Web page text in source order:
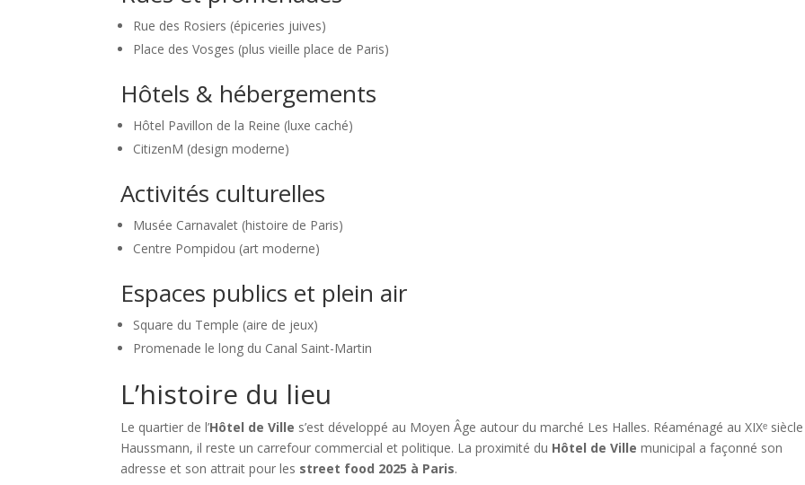
Rue des Rosiers (épiceries juives)
Place des Vosges (plus vieille place de Paris)
Hôtels & hébergements
Hôtel Pavillon de la Reine (luxe caché)
CitizenM (design moderne)
Activités culturelles
Musée Carnavalet (histoire de Paris)
Centre Pompidou (art moderne)
Espaces publics et plein air
Square du Temple (aire de jeux)
Promenade le long du Canal Saint-Martin
L’histoire du lieu
Le quartier de l’Hôtel de Ville s’est développé au Moyen Âge autour du marché Les Halles. Réaménagé au XIXᵉ
Haussmann, il reste un carrefour commercial et politique. La proximité du Hôtel de Ville municipal a façonné son
adresse et son attrait pour les street food 2025 à Paris.